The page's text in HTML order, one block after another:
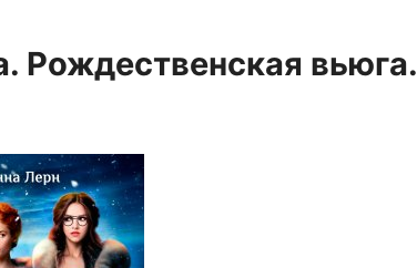
Рождественская вьюга.